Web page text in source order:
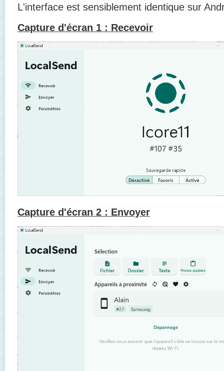
L'interface est sensiblement identique sur
Capture d'écran 1 : Recevoir
Capture d'écran 2 : Envoyer